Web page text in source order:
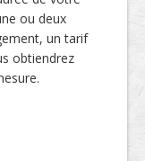
ou deux
un tarif
obtiendrez